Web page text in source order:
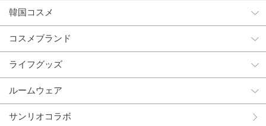
韓国コスメ
コスメブランド
ライフグッズ
ルームウェア
サンリオコラボ